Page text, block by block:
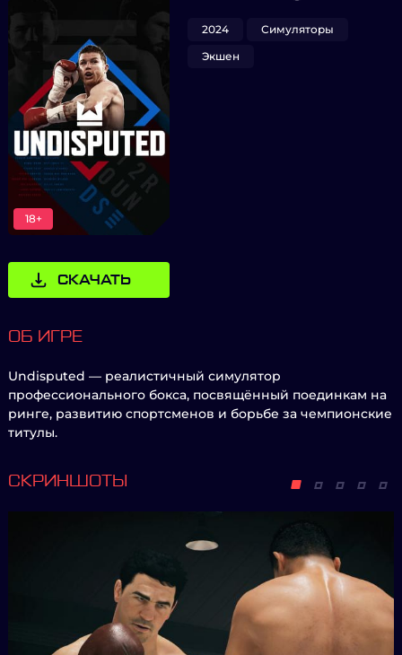
18+
СКАЧАТЬ
2024
Симуляторы
Экшен
ОБ ИГРЕ
Undisputed — реалистичный симулятор
профессионального бокса, посвящённый поединкам на
ринге, развитию спортсменов и борьбе за чемпионские
титулы.
СКРИНШОТЫ